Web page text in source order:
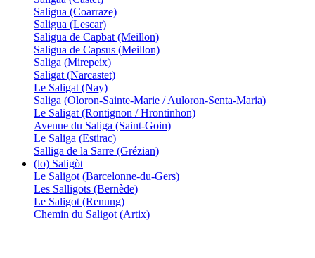
Saligua (Coarraze)
Saligua (Lescar)
Saligua de Capbat (Meillon)
Saligua de Capsus (Meillon)
Saliga (Mirepeix)
Saligat (Narcastet)
Le Saligat (Nay)
Saliga (Oloron-Sainte-Marie / Auloron-Senta-Maria)
Le Saligat (Rontignon / Hrontinhon)
Avenue du Saliga (Saint-Goin)
Le Saliga (Estirac)
Salliga de la Sarre (Grézian)
(lo) Saligòt
Le Saligot (Barcelonne-du-Gers)
Les Salligots (Bernède)
Le Saligot (Renung)
Chemin du Saligot (Artix)